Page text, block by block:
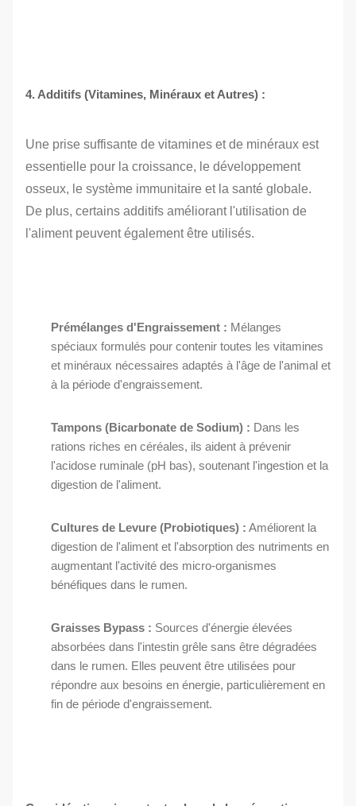
4. Additifs (Vitamines, Minéraux et Autres) :
Une prise suffisante de vitamines et de minéraux est
essentielle pour la croissance, le développement
osseux, le système immunitaire et la santé globale.
De plus, certains additifs améliorant l'utilisation de
l'aliment peuvent également être utilisés.
Prémélanges d'Engraissement : Mélanges
spéciaux formulés pour contenir toutes les vitamines
et minéraux nécessaires adaptés à l'âge de l'animal et
à la période d'engraissement.
Tampons (Bicarbonate de Sodium) : Dans les
rations riches en céréales, ils aident à prévenir
l'acidose ruminale (pH bas), soutenant l'ingestion et la
digestion de l'aliment.
Cultures de Levure (Probiotiques) : Améliorent la
digestion de l'aliment et l'absorption des nutriments en
augmentant l'activité des micro-organismes
bénéfiques dans le rumen.
Graisses Bypass : Sources d'énergie élevées
absorbées dans l'intestin grêle sans être dégradées
dans le rumen. Elles peuvent être utilisées pour
répondre aux besoins en énergie, particulièrement en
fin de période d'engraissement.